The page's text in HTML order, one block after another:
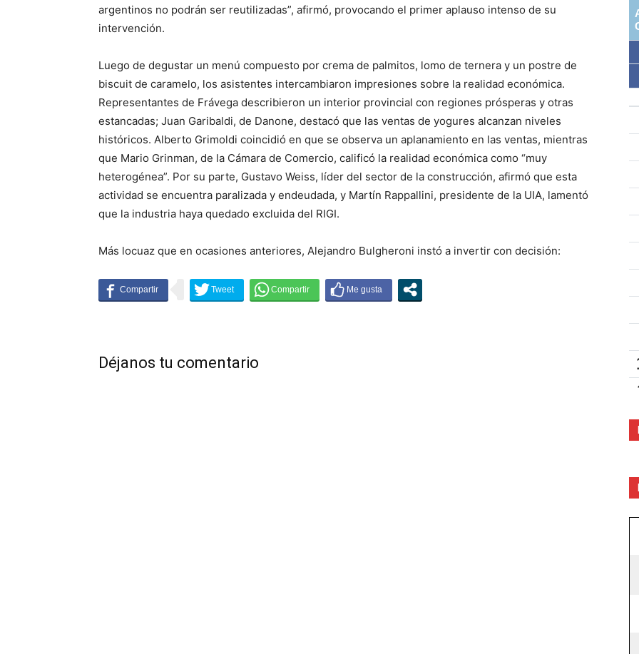
argentinos no podrán ser reutilizadas”, afirmó, provocando el primer aplauso intenso de su
intervención.
Luego de degustar un menú compuesto por crema de palmitos, lomo de ternera y un postre de
biscuit de caramelo, los asistentes intercambiaron impresiones sobre la realidad económica.
Representantes de Frávega describieron un interior provincial con regiones prósperas y otras
estancadas; Juan Garibaldi, de Danone, destacó que las ventas de yogures alcanzan niveles
históricos. Alberto Grimoldi coincidió en que se observa un aplanamiento en las ventas, mientras
que Mario Grinman, de la Cámara de Comercio, calificó la realidad económica como “muy
heterogénea”. Por su parte, Gustavo Weiss, líder del sector de la construcción, afirmó que esta
actividad se encuentra paralizada y endeudada, y Martín Rappallini, presidente de la UIA, lamentó
que la industria haya quedado excluida del RIGI.
Más locuaz que en ocasiones anteriores, Alejandro Bulgheroni instó a invertir con decisión:
Déjanos tu comentario